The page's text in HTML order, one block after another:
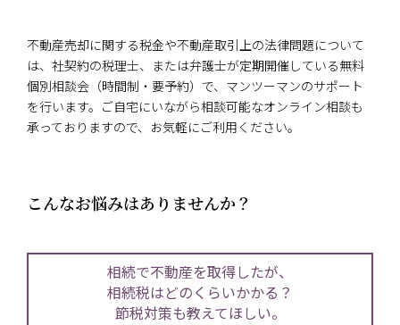
不動産売却に関する税金や不動産取引上の法律問題について
は、社契約の税理士、または弁護士が定期開催している無料
個別相談会（時間制・要予約）で、マンツーマンのサポート
を行います。ご自宅にいながら相談可能なオンライン相談も
承っておりますので、お気軽にご利用ください。
こんなお悩みはありませんか？
相続で不動産を取得したが、
相続税はどのくらいかかる？
節税対策も教えてほしい。